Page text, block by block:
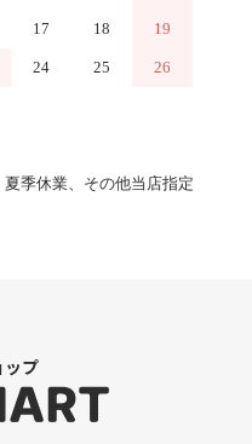
17 18 19
24 25 26
季休業、その他当店指定